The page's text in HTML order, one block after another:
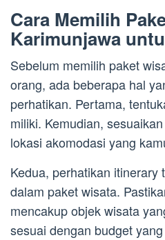
Cara Memilih
Karimunjawa
Sebelum memilih paket
orang, ada beberapa hal
perhatikan. Pertama,
miliki. Kemudian,
lokasi akomodasi yang
Kedua, perhatikan itinerary
dalam paket wisata.
mencakup objek wisata
sesuai dengan budget